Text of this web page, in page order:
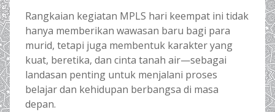
Rangkaian kegiatan MPLS hari keempat ini tidak
hanya memberikan wawasan baru bagi para
murid, tetapi juga membentuk karakter yang
kuat, beretika, dan cinta tanah air—sebagai
landasan penting untuk menjalani proses
belajar dan kehidupan berbangsa di masa
depan.